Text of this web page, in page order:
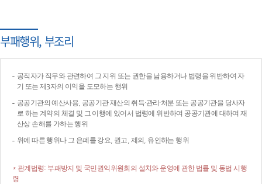
부패행위, 부조리
공직자가 직무와 관련하여 그 지위 또는 권한을 남용하거나 법령을 위반하여 자
기 또는 제3자의 이익을 도모하는 행위
공공기관의 예산사용, 공공기관 재산의 취득·관리·처분 또는 공공기관을 당사자
로 하는 계약의 체결 및 그 이행에 있어서 법령에 위반하여 공공기관에 대하여 재
산상 손해를 가하는 행위
위에 따른 행위나 그 은폐를 강요, 권고, 제의, 유인하는 행위
* 관계법령: 부패방지 및 국민권익위원회의 설치와 운영에 관한 법률 및 동법 시행
령